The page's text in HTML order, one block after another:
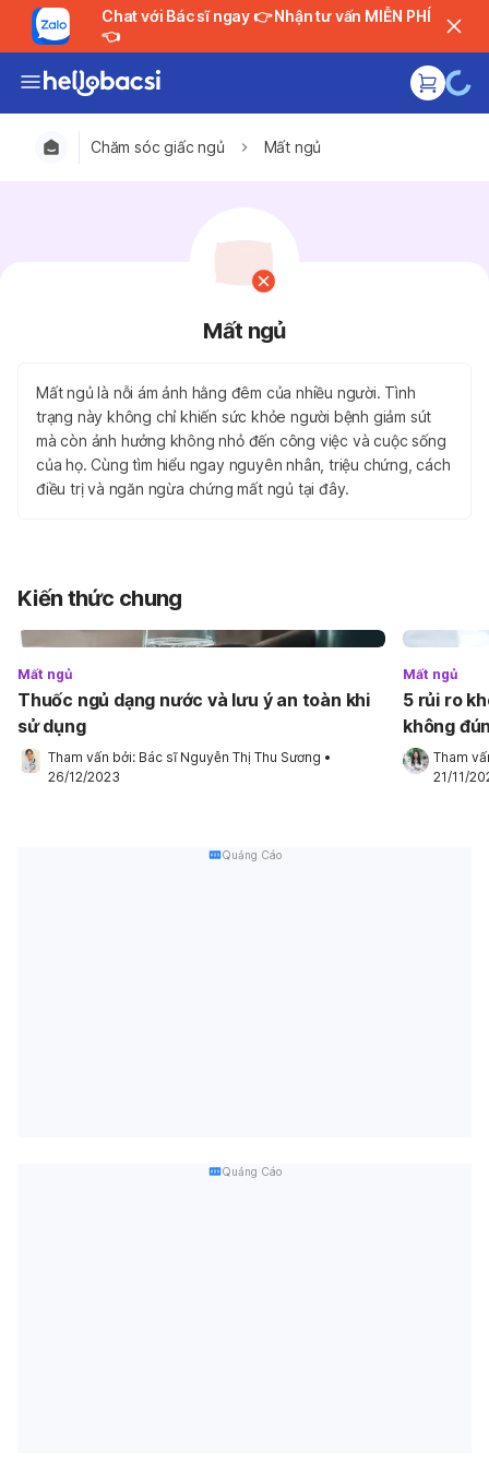
Chat với Bác sĩ ngay 👉 Nhận tư vấn MIỄN PHÍ
👈
Chăm sóc giấc ngủ Mất ngủ
Mất ngủ
Mất ngủ là nỗi ám ảnh hằng đêm của nhiều người. Tình
trạng này không chỉ khiến sức khỏe người bệnh giảm sút
mà còn ảnh hưởng không nhỏ đến công việc và cuộc sống
của họ. Cùng tìm hiểu ngay nguyên nhân, triệu chứng, cách
điều trị và ngăn ngừa chứng mất ngủ tại đây.
Kiến thức chung
Mất ngủ
Thuốc ngủ dạng nước và lưu ý an toàn khi
sử dụng
Tham vấn bởi: Bác sĩ Nguyễn Thị Thu Sương •
26/12/2023
Mất ngủ
5 rủi ro
không
Tham
21/11/
Quảng Cáo
Quảng Cáo